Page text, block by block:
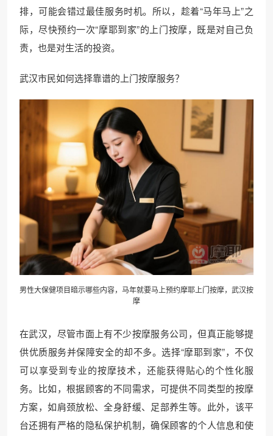
排，可能会错过最佳服务时机。所以，趁着“马年马上”之
际，尽快预约一次“摩耶到家”的上门按摩，既是对自己负
责，也是对生活的投资。
武汉市民如何选择靠谱的上门按摩服务？
男性大保健项目暗示哪些内容，马年就要马上预约摩耶上门按摩， 武汉按
摩
在武汉，尽管市面上有不少按摩服务公司，但真正能够提
供优质服务并保障安全的却不多。选择“摩耶到家”，不仅
可以享受到专业的按摩技术，还能获得贴心的个性化服
务。比如，根据顾客的不同需求，可提供不同类型的按摩
方案，如肩颈放松、全身舒缓、足部养生等。此外，该平
台还拥有严格的隐私保护机制，确保顾客的个人信息和使